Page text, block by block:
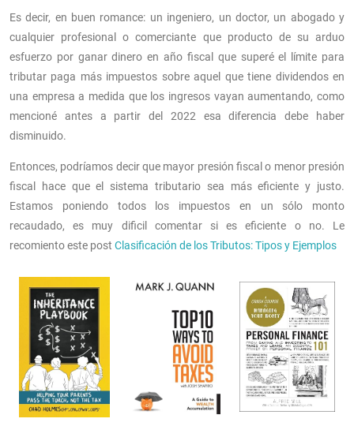
Es decir, en buen romance: un ingeniero, un doctor, un abogado y
cualquier profesional o comerciante que producto de su arduo
esfuerzo por ganar dinero en año fiscal que superé el límite para
tributar paga más impuestos sobre aquel que tiene dividendos en
una empresa a medida que los ingresos vayan aumentando, como
mencioné antes a partir del 2022 esa diferencia debe haber
disminuido.
Entonces, podríamos decir que mayor presión fiscal o menor presión
fiscal hace que el sistema tributario sea más eficiente y justo.
Estamos poniendo todos los impuestos en un sólo monto
recaudado, es muy dificil comentar si es eficiente o no. Le
recomiento este post Clasificación de los Tributos: Tipos y Ejemplos